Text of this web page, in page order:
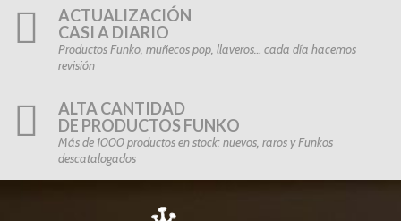
ACTUALIZACIÓN
CASI A DIARIO
Productos Funko, muñecos pop, llaveros… cada día hacemos
revisión
ALTA CANTIDAD
DE PRODUCTOS FUNKO
Más de 1000 productos en stock: nuevos, raros y Funkos
descatalogados